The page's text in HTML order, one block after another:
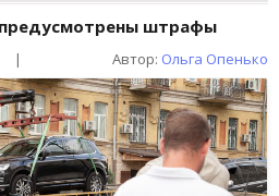
предусмотрены штрафы
| Автор: Ольга Опенько